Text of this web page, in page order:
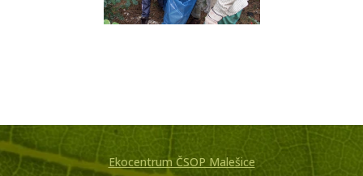
Ekocentrum ČSOP Malešice